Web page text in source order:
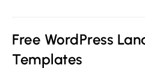
Free WordPress
Templates